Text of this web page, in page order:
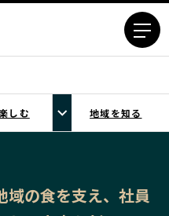
青森エリア
茨城エリア
しむ 地域を知る
域の食を支え、社員